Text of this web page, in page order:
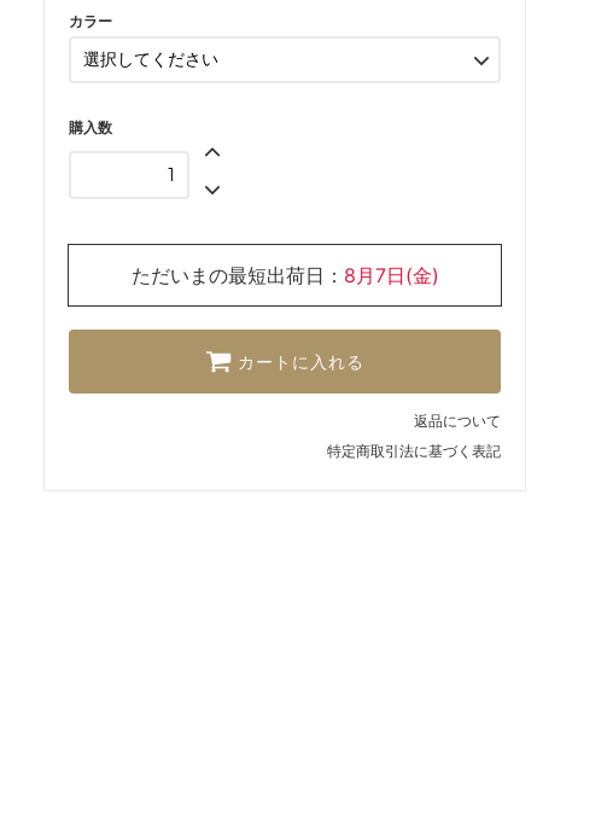
カラー
購入数
ただいまの最短出荷日： 8月7日(金)
カートに入れる
返品について
特定商取引法に基づく表記